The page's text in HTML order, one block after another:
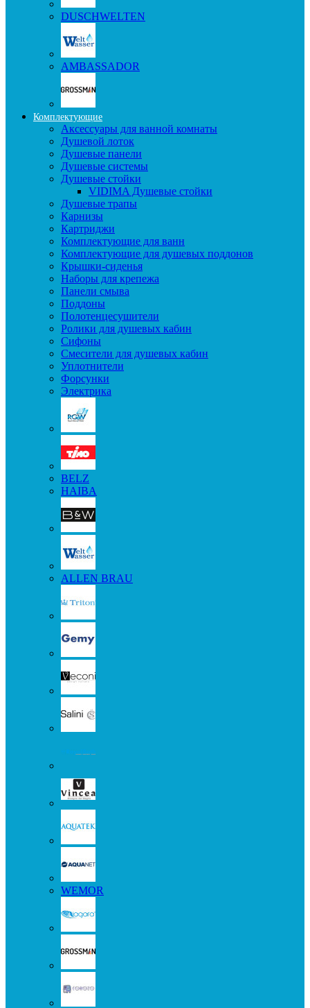
DUSCHWELTEN
AMBASSADOR
Комплектующие
Аксессуары для ванной комнаты
Душевой лоток
Душевые панели
Душевые системы
Душевые стойки
VIDIMA Душевые стойки
Душевые трапы
Карнизы
Картриджи
Комплектующие для ванн
Комплектующие для душевых поддонов
Крышки-сиденья
Наборы для крепежа
Панели смыва
Поддоны
Полотенцесушители
Ролики для душевых кабин
Сифоны
Смесители для душевых кабин
Уплотнители
Форсунки
Электрика
BELZ
HAIBA
ALLEN BRAU
WEMOR